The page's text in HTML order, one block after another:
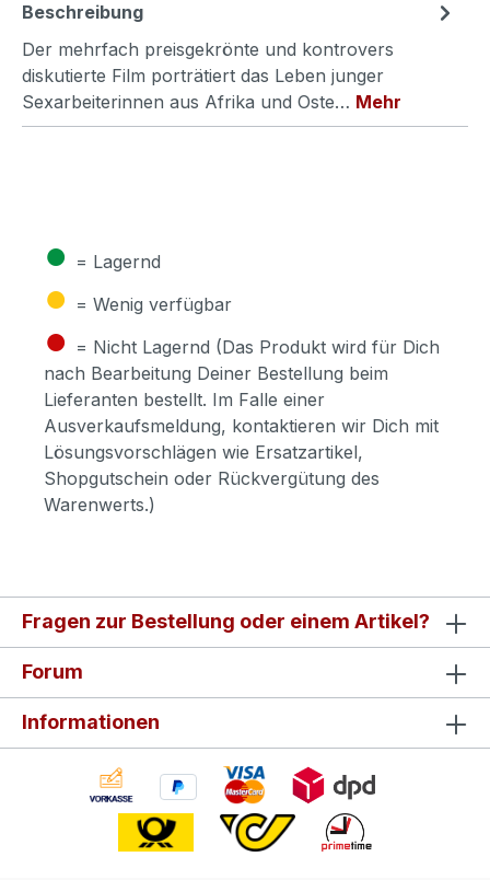
Beschreibung
Der mehrfach preisgekrönte und kontrovers
diskutierte Film porträtiert das Leben junger
Sexarbeiterinnen aus Afrika und Oste… Mehr
● = Lagernd
● = Wenig verfügbar
● = Nicht Lagernd (Das Produkt wird für Dich
nach Bearbeitung Deiner Bestellung beim
Lieferanten bestellt. Im Falle einer
Ausverkaufsmeldung, kontaktieren wir Dich mit
Lösungsvorschlägen wie Ersatzartikel,
Shopgutschein oder Rückvergütung des
Warenwerts.)
Fragen zur Bestellung oder einem Artikel?
Forum
Informationen